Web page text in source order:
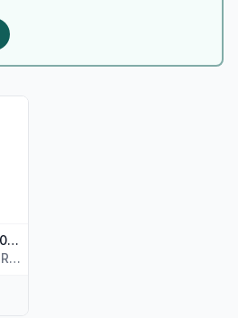
Håndp Reker i Lake 300g Royal Arctic
ROYAL GREENLAND NORWAY AS
"Håndp Reker i Lake 300g